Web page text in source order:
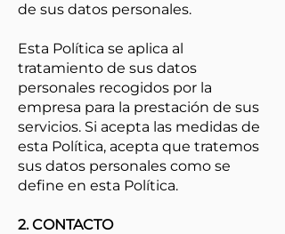
de sus datos personales.
Esta Política se aplica al
tratamiento de sus datos
personales recogidos por la
empresa para la prestación de sus
servicios. Si acepta las medidas de
esta Política, acepta que tratemos
sus datos personales como se
define en esta Política.
2. CONTACTO